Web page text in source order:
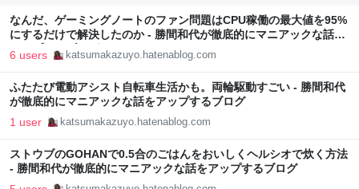
なんだ、ゲーミングノートのファン問題はCPU稼働の最大値を95%
にするだけで解決したのか - 勝間和代が徹底的にマニアックな話を
アップするブログ
6 users katsumakazuyo.hatenablog.com
ふたたび電動アシスト自転車生活かも。両輪駆動すごい - 勝間和代
が徹底的にマニアックな話をアップするブログ
1 user katsumakazuyo.hatenablog.com
ストウブのGOHANで0.5合のごはんをおいしくヘルシオで炊く方法
- 勝間和代が徹底的にマニアックな話をアップするブログ